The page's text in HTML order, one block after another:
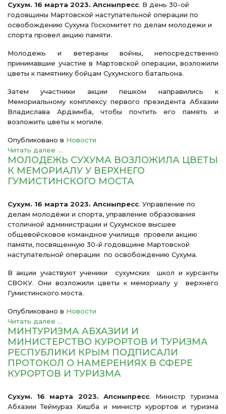
Сухум. 16 марта 2023. Апсныпресс. В день 30-ой
годовщины Мартовской наступательной операции по
освобождению Сухума Госкомитет по делам молодежи и
спорта провел акцию памяти.
Молодежь и ветераны войны, непосредственно
принимавшие участие в Мартовской операции, возложили
цветы к памятнику бойцам Сухумского батальона.
Затем участники акции пешком направились к
Мемориальному комплексу первого президента Абхазии
Владислава Ардзинба, чтобы почтить его память и
возложить цветы к могиле.
Опубликовано в Новости
Читать далее ...
МОЛОДЕЖЬ СУХУМА ВОЗЛОЖИЛА ЦВЕТЫ
К МЕМОРИАЛУ У ВЕРХНЕГО
ГУМИСТИНСКОГО МОСТА
Сухум. 16 марта 2023. Апсныпресс. Управление по
делам молодёжи и спорта, управление образования
столичной администрации и Сухумское высшее
общевойсковое командное училище провели акцию
памяти, посвященную 30-й годовщине Мартовской
наступательной операции по освобождению Сухума.
В акции участвуют ученики сухумских школ и курсанты
СВОКУ. Они возложили цветы к мемориалу у верхнего
Гумистинского моста.
Опубликовано в Новости
Читать далее ...
МИНТУРИЗМА АБХАЗИИ И
МИНИСТЕРСТВО КУРОРТОВ И ТУРИЗМА
РЕСПУБЛИКИ КРЫМ ПОДПИСАЛИ
ПРОТОКОЛ О НАМЕРЕНИЯХ В СФЕРЕ
КУРОРТОВ И ТУРИЗМА
Сухум. 16 марта 2023. Апсныпресс. Министр туризма
Абхазии Теймураз Хишба и министр курортов и туризма